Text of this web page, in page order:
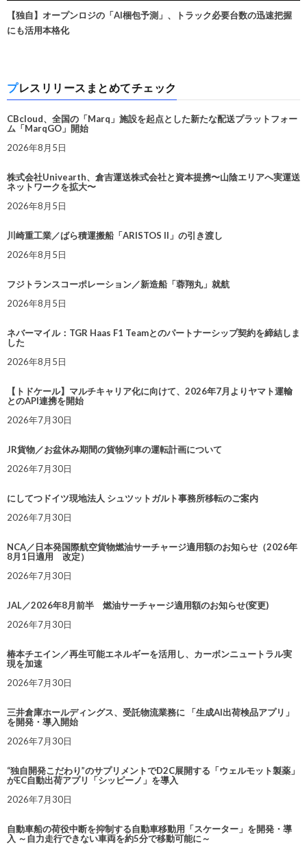
【独自】オープンロジの「AI梱包予測」、トラック必要台数の迅速把握
にも活用本格化
プレスリリースまとめてチェック
CBcloud、全国の「Marq」施設を起点とした新たな配送プラットフォー
ム「MarqGO」開始
2026年8月5日
株式会社Univearth、倉吉運送株式会社と資本提携〜山陰エリアへ実運送
ネットワークを拡大〜
2026年8月5日
川崎重工業／ばら積運搬船「ARISTOS II」の引き渡し
2026年8月5日
フジトランスコーポレーション／新造船「蓉翔丸」就航
2026年8月5日
ネバーマイル：TGR Haas F1 Teamとのパートナーシップ契約を締結しま
した
2026年8月5日
【トドケール】マルチキャリア化に向けて、2026年7月よりヤマト運輸
とのAPI連携を開始
2026年7月30日
JR貨物／お盆休み期間の貨物列車の運転計画について
2026年7月30日
にしてつドイツ現地法人 シュツットガルト事務所移転のご案内
2026年7月30日
NCA／日本発国際航空貨物燃油サーチャージ適用額のお知らせ（2026年
8月1日適用 改定）
2026年7月30日
JAL／2026年8月前半 燃油サーチャージ適用額のお知らせ(変更)
2026年7月30日
椿本チエイン／再生可能エネルギーを活用し、カーボンニュートラル実
現を加速
2026年7月30日
三井倉庫ホールディングス、受託物流業務に 「生成AI出荷検品アプリ」
を開発・導入開始
2026年7月30日
“独自開発こだわり”のサプリメントでD2C展開する「ウェルモット製薬」
がEC自動出荷アプリ「シッピーノ」を導入
2026年7月30日
自動車船の荷役中断を抑制する自動車移動用「スケーター」を開発・導
入 ～自力走行できない車両を約5分で移動可能に～